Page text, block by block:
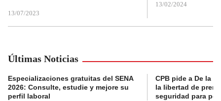
13/07/2023
13/02/2024
Últimas Noticias
Especializaciones gratuitas del SENA
2026: Consulte, estudie y mejore su
perfil laboral
CPB pide a De la
la libertad de
seguridad para